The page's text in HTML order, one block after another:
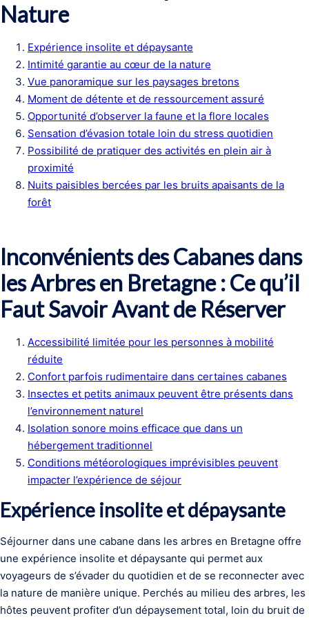
Nature
Expérience insolite et dépaysante
Intimité garantie au cœur de la nature
Vue panoramique sur les paysages bretons
Moment de détente et de ressourcement assuré
Opportunité d’observer la faune et la flore locales
Sensation d’évasion totale loin du stress quotidien
Possibilité de pratiquer des activités en plein air à
proximité
Nuits paisibles bercées par les bruits apaisants de la
forêt
Inconvénients des Cabanes dans
les Arbres en Bretagne : Ce qu’il
Faut Savoir Avant de Réserver
Accessibilité limitée pour les personnes à mobilité
réduite
Confort parfois rudimentaire dans certaines cabanes
Insectes et petits animaux peuvent être présents dans
l’environnement naturel
Isolation sonore moins efficace que dans un
hébergement traditionnel
Conditions météorologiques imprévisibles peuvent
impacter l’expérience de séjour
Expérience insolite et dépaysante
Séjourner dans une cabane dans les arbres en Bretagne offre
une expérience insolite et dépaysante qui permet aux
voyageurs de s’évader du quotidien et de se reconnecter avec
la nature de manière unique. Perchés au milieu des arbres, les
hôtes peuvent profiter d’un dépaysement total, loin du bruit de